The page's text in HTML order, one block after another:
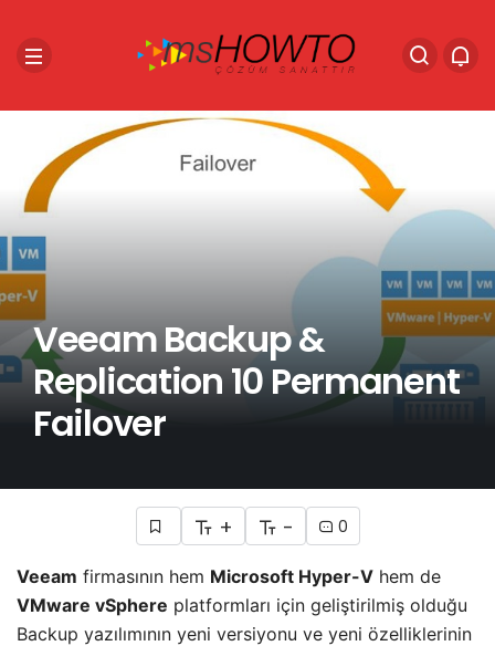
Veeam Backup &
Replication 10 Permanent
Failover
+ - 0
Veeam firmasının hem Microsoft Hyper-V hem de
VMware vSphere platformları için geliştirilmiş olduğu
Backup yazılımının yeni versiyonu ve yeni özelliklerinin